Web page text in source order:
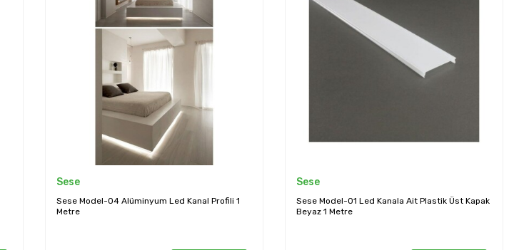
Sese
Sese Model-04 Alüminyum Led Kanal Profili 1
Metre
Sese
Sese Model-01 Led Kanala Ait Plastik Üst Kapak
Beyaz 1 Metre